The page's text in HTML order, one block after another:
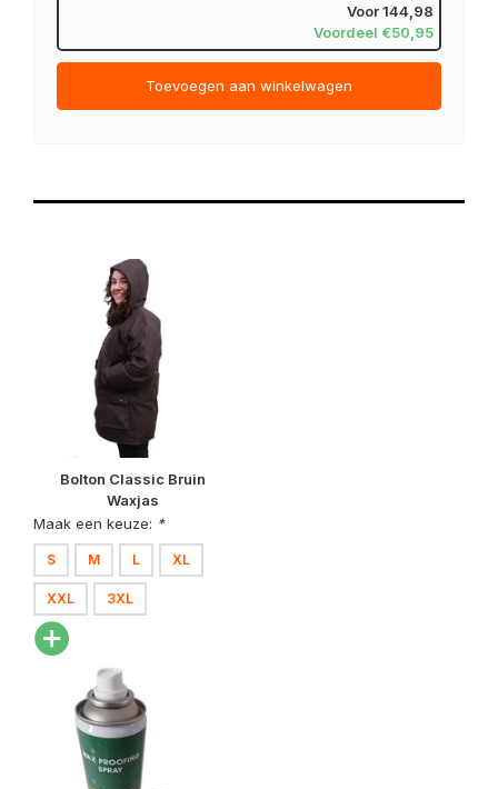
Voor144,98
Voordeel €50,95
Toevoegen aan winkelwagen
Bolton Classic Bruin
Waxjas
Maak een keuze: *
S M L XL
XXL 3XL